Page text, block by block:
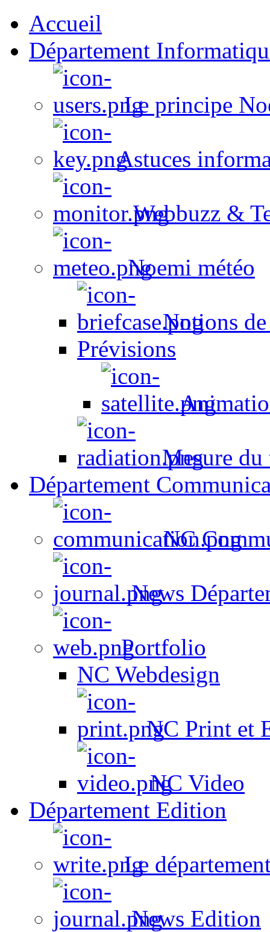
Accueil
Département
Le principe
Astuces
Webbuzz &
Noemi météo
Notions
Prévisions
Mesure du
Département
NC
News
Portfolio
NC Webdesign
NC Print et
NC Video
Département Edition
Le
News Edition